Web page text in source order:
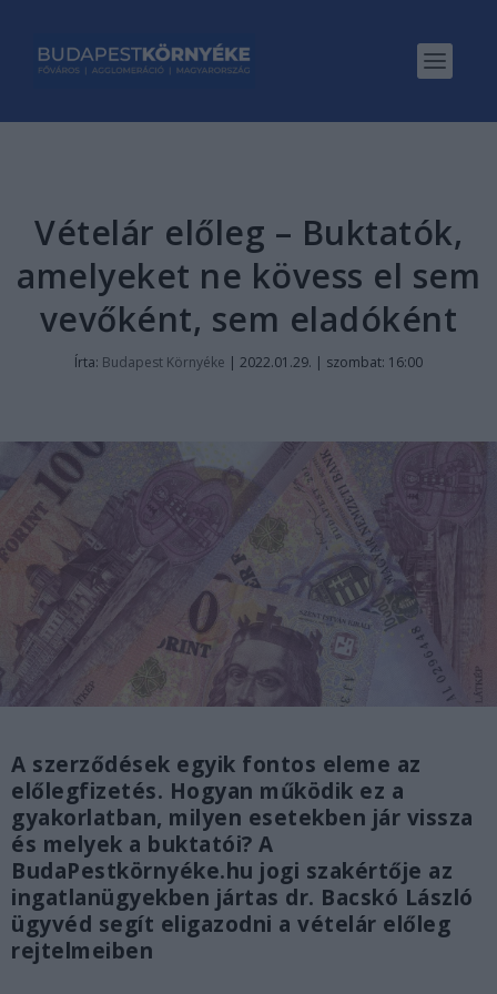
Vételár előleg – Buktatók,
amelyeket ne kövess el sem
vevőként, sem eladóként
Írta: Budapest Környéke | 2022.01.29. | szombat: 16:00
A szerződések egyik fontos eleme az
előlegfizetés. Hogyan működik ez a
gyakorlatban, milyen esetekben jár vissza
és melyek a buktatói? A
BudaPestkörnyéke.hu jogi szakértője az
ingatlanügyekben jártas dr. Bacskó László
ügyvéd segít eligazodni a vételár előleg
rejtelmeiben